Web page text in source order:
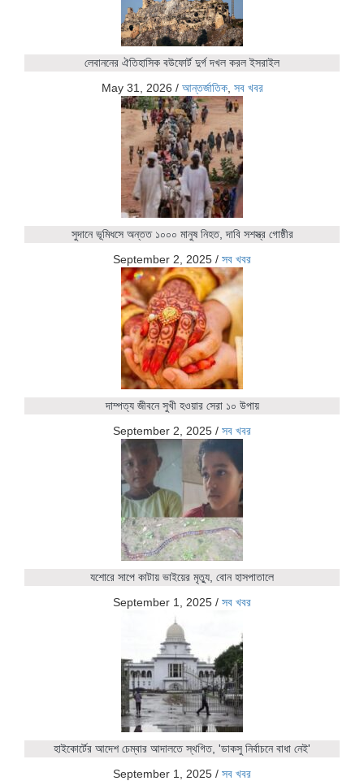
লেবাননের ঐতিহাসিক বউফোর্ট দুর্গ দখল করল ইসরাইল
May 31, 2026 / আন্তর্জাতিক, সব খবর
সুদানে ভূমিধসে অন্তত ১০০০ মানুষ নিহত, দাবি সশস্ত্র গোষ্ঠীর
September 2, 2025 / সব খবর
দাম্পত্য জীবনে সুখী হওয়ার সেরা ১০ উপায়
September 2, 2025 / সব খবর
যশোরে সাপে কাটায় ভাইয়ের মৃত্যু, বোন হাসপাতালে
September 1, 2025 / সব খবর
হাইকোর্টের আদেশ চেম্বার আদালতে স্থগিত, 'ডাকসু নির্বাচনে বাধা নেই'
September 1, 2025 / সব খবর